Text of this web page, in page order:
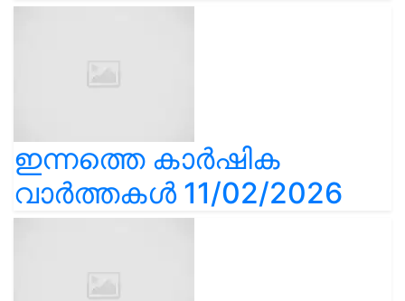
ഇന്നത്തെ കാർഷിക
വാർത്തകൾ 11/02/2026